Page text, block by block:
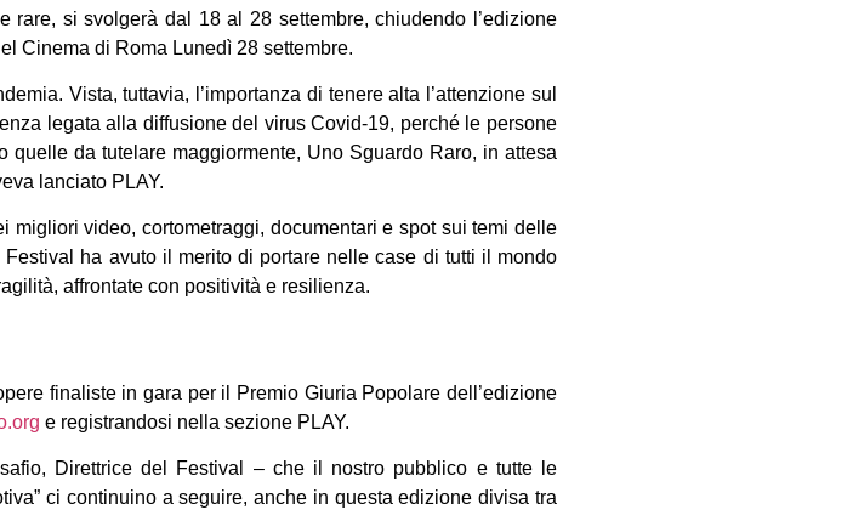
si svolgerà dal 18 al 28 settembre, chiudendo l’edizione
Cinema di Roma Lunedì 28 settembre.
Vista, tuttavia, l’importanza di tenere alta l’attenzione sul
legata alla diffusione del virus Covid-19, perché le persone
da tutelare maggiormente, Uno Sguardo Raro, in attesa
lanciato PLAY.
migliori video, cortometraggi, documentari e spot sui temi delle
ha avuto il merito di portare nelle case di tutti il mondo
affrontate con positività e resilienza.
finaliste in gara per il Premio Giuria Popolare dell’edizione
e registrandosi nella sezione PLAY.
Direttrice del Festival – che il nostro pubblico e tutte le
ci continuino a seguire, anche in questa edizione divisa tra